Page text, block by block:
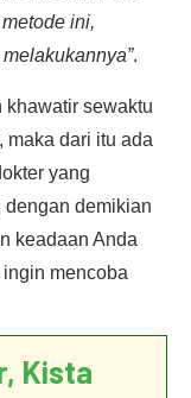
ini,
.
khawatir sewaktu
maka dari itu ada
yang
dengan demikian
keadaan Anda
mencoba
Kista